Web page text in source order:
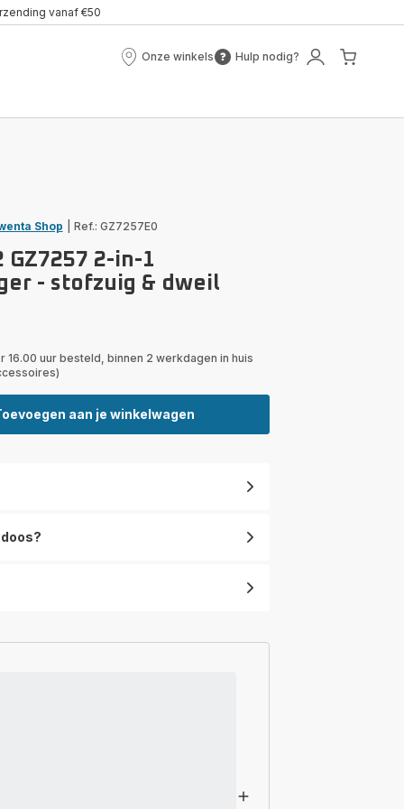
vanaf €50
Onze winkels
Onze
Hulp nodig?
Hulp
Mijn
Shop Ref.: GZ7257E0
GZ7257 2-in-1
- stofzuig & dweil
16.00 uur besteld, binnen 2 werkdagen in huis
aan je winkelwagen